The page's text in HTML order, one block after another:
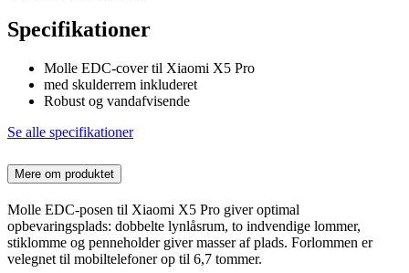
Specifikationer
Molle EDC-cover til Xiaomi X5 Pro
med skulderrem inkluderet
Robust og vandafvisende
Se alle specifikationer
Mere om produktet
Molle EDC-posen til Xiaomi X5 Pro giver optimal
opbevaringsplads: dobbelte lynlåsrum, to indvendige lommer,
stiklomme og penneholder giver masser af plads. Forlommen er
velegnet til mobiltelefoner op til 6,7 tommer.